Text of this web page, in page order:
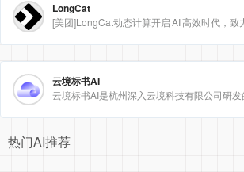
LongCat
云境标书AI
热门AI推荐